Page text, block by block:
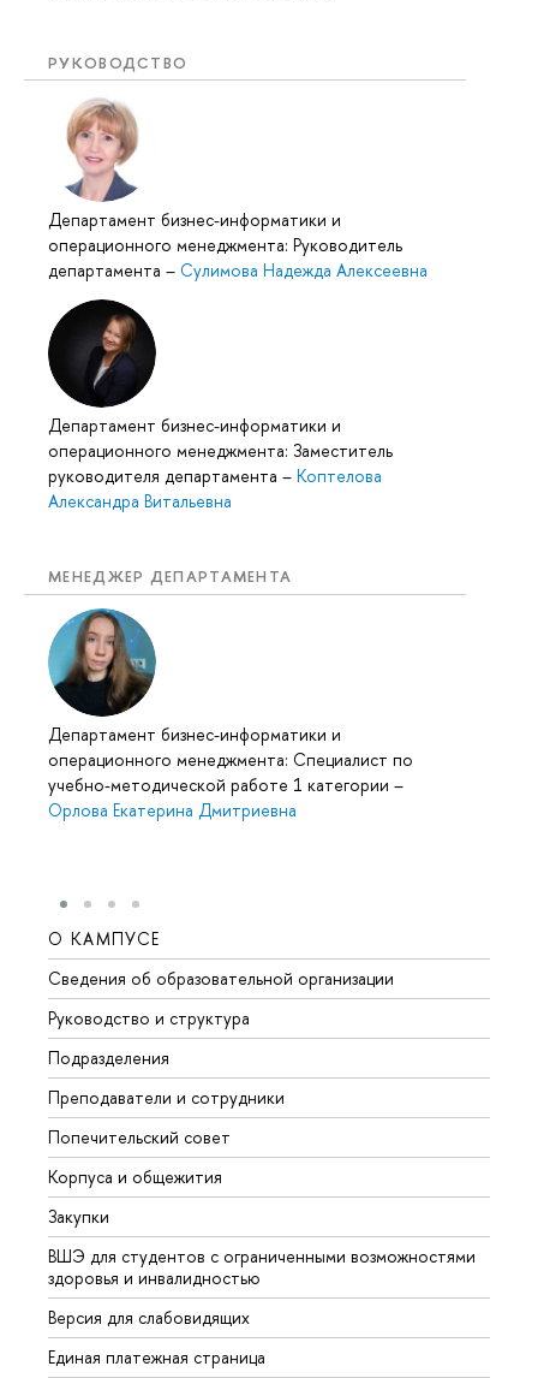
РУКОВОДСТВО
Департамент бизнес-информатики и
операционного менеджмента: Руководитель
департамента – Сулимова Надежда Алексеевна
Департамент бизнес-информатики и
операционного менеджмента: Заместитель
руководителя департамента – Коптелова
Александра Витальевна
МЕНЕДЖЕР ДЕПАРТАМЕНТА
Департамент бизнес-информатики и
операционного менеджмента: Специалист по
учебно-методической работе 1 категории –
Орлова Екатерина Дмитриевна
О КАМПУСЕ
Сведения об образовательной организации
Руководство и структура
Подразделения
Преподаватели и сотрудники
Попечительский совет
Корпуса и общежития
Закупки
ВШЭ для студентов с ограниченными возможностями
здоровья и инвалидностью
Версия для слабовидящих
Единая платежная страница